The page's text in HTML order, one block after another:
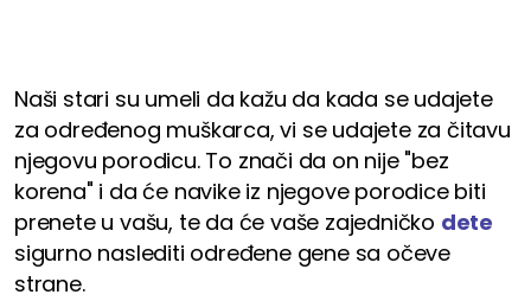
Naši stari su umeli da kažu da kada se udajete
za određenog muškarca, vi se udajete za čitavu
njegovu porodicu. To znači da on nije "bez
korena" i da će navike iz njegove porodice biti
prenete u vašu, te da će vaše zajedničko dete
sigurno naslediti određene gene sa očeve
strane.